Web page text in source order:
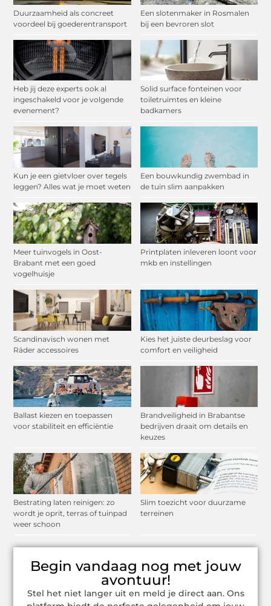
Duurzaamheid als concreet
voordeel bij goederentransport
Een slotenmaker in Rosmalen
bij een bevroren slot
Heb jij deze experts ook al
ingeschakeld voor je volgende
evenement?
Solid surface fonteinen voor
toiletruimtes en kleine
badkamers
Kun je een gietvloer over tegels
leggen? Alles wat je moet weten
Een bouwkundig zwembad in
de tuin slim aanpakken
Meer tuinvogels in Oost-
Brabant met een goed
vogelhuisje
Printplaten inleveren loont voor
mkb en instellingen
Scandinavisch wonen met
Räder accessoires
Kies het juiste deurbeslag voor
comfort en veiligheid
Ballast kiezen en toepassen
voor stabiliteit en efficiëntie
Brandveiligheid in Brabantse
bedrijven draait om details en
keuzes
Bestrating laten reinigen: zo
wordt je oprit, terras of tuinpad
weer schoon
Slim toezicht voor duurzame
terreinen
Begin vandaag nog met jouw
avontuur!
Stel het niet langer uit en meld je direct aan. Ons